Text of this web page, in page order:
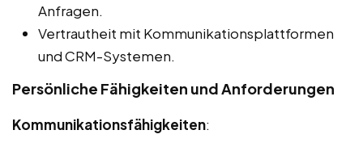
Anfragen.
Vertrautheit mit Kommunikationsplattformen
und CRM-Systemen.
Persönliche Fähigkeiten und Anforderungen
Kommunikationsfähigkeiten: